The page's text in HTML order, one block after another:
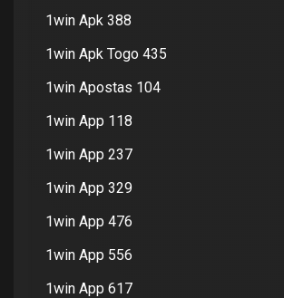
1win Apk 388
1win Apk Togo 435
1win Apostas 104
1win App 118
1win App 237
1win App 329
1win App 476
1win App 556
1win App 617